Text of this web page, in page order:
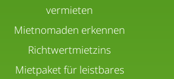
vermieten
Mietnomaden erkennen
Richtwertmietzins
Mietpaket für leistbares